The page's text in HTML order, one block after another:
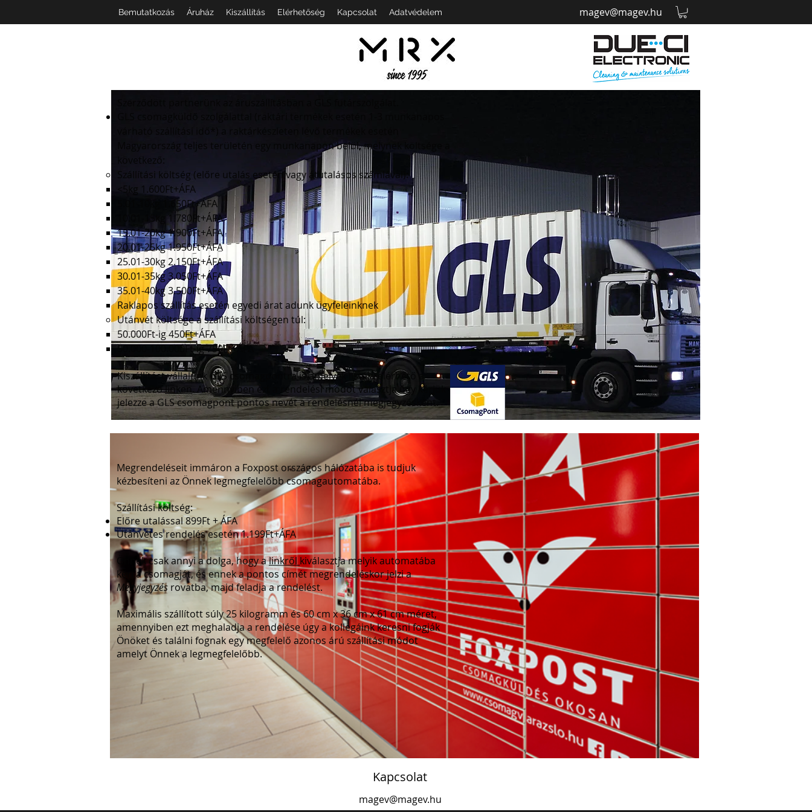
magev@magev.hu
Bemutatkozás Áruház Kiszállítás Elérhetőség Kapcsolat Adatvédelem
Magyarország teljes területén egy munkanapon belül, melynek költsége a
következő:
Szállítási költség (előre utalás esetén vagy átutalásos számlával):
<5kg 1.600Ft+ÁFA
5.01-10kg 1.650Ft+ÁFA
10.01-15kg 1.780Ft+ÁFA
15.01-20kg 1.900Ft+ÁFA
20.01-25kg 1.950Ft+ÁFA
25.01-30kg 2.150Ft+ÁFA
30.01-35kg 3.050Ft+ÁFA
35.01-40kg 3.500Ft+ÁFA
Raklapos szállítás esetén egyedi árat adunk ügyfeleinknek
Utánvét költsége a szállítási költségen túl:
50.000Ft-ig 450Ft+ÁFA
50.000-100.000Ft-ig 750Ft+ÁFA
Kiszállítást vállalunk GLS csomagpontra is amelyek listája elérhető a
következőlinken. Amennyiben ezt a rendelési módot választja úgy kérjük
jelezze a GLS csomagpont pontos nevét a rendelésnél megjegyzésként.
Megrendeléseit immáron a Foxpost országos hálózatába is tudjuk
kézbesíteni az Önnek legmegfelelőbb csomagautomatába.
Szállítási költség:
Előre utalással 899Ft + ÁFA
Utánvétes rendelés esetén 1.199Ft+ÁFA
Önnek csak annyi a dolga, hogy alinkről kiválasztja melyik automatába
kéri a csomagját, és ennek a pontos címét megrendeléskor jelzi a
Megyjegyzés rovatba, majd feladja a rendelést.
Maximális szállított súly 25 kilogramm és 60 cm x 36 cm x 61 cm méret,
amennyiben ezt meghaladja a rendelése úgy a kollegáink keresni fogják
Önöket és találni fognak egy megfelelő azonos árú szállítási módot
amelyt Önnek a legmegfelelőbb.
Kapcsolat
magev@magev.hu